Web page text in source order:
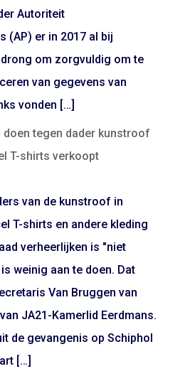
Autoriteit
(AP) er in 2017 al bij
om zorgvuldig om te
van gegevens van
vonden […]
doen tegen dader kunstroof
T-shirts verkoopt
van de kunstroof in
T-shirts en andere kleding
verheerlijken is "niet
weinig aan te doen. Dat
Van Bruggen van
JA21-Kamerlid Eerdmans.
de gevangenis op Schiphol
[…]